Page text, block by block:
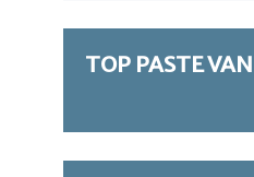
TOP PASTE